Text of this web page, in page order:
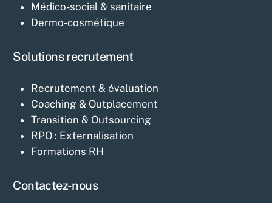
Médico-social & sanitaire
Dermo-cosmétique
Solutions recrutement
Recrutement & évaluation
Coaching & Outplacement
Transition & Outsourcing
RPO : Externalisation
Formations RH
Contactez-nous